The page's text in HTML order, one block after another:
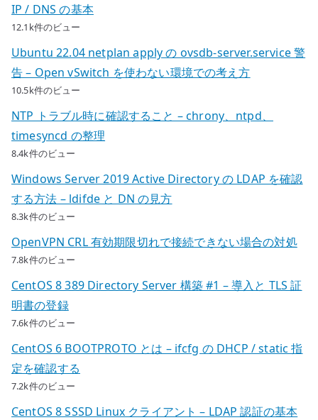
IP / DNS の基本
12.1k件のビュー
Ubuntu 22.04 netplan apply の ovsdb-server.service 警
告 – Open vSwitch を使わない環境での考え方
10.5k件のビュー
NTP トラブル時に確認すること – chrony、ntpd、
timesyncd の整理
8.4k件のビュー
Windows Server 2019 Active Directory の LDAP を確認
する方法 – ldifde と DN の見方
8.3k件のビュー
OpenVPN CRL 有効期限切れで接続できない場合の対処
7.8k件のビュー
CentOS 8 389 Directory Server 構築 #1 – 導入と TLS 証
明書の登録
7.6k件のビュー
CentOS 6 BOOTPROTO とは – ifcfg の DHCP / static 指
定を確認する
7.2k件のビュー
CentOS 8 SSSD Linux クライアント – LDAP 認証の基本